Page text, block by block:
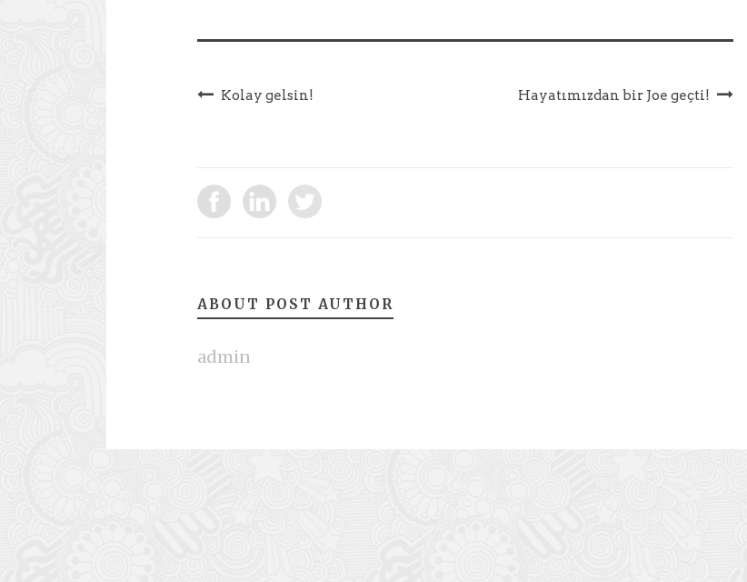
Kolay gelsin! Hayatımızdan bir Joe geçti!
ABOUT POST AUTHOR
admin